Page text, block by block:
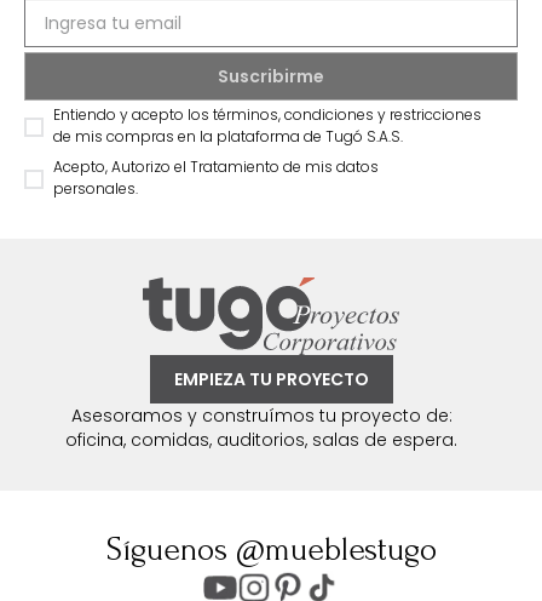
Entiendo y acepto los términos, condiciones y restricciones
de mis compras en la plataforma de Tugó S.A.S.
Acepto, Autorizo el Tratamiento de mis datos
personales.
EMPIEZA TU PROYECTO
Asesoramos y construímos tu proyecto de:
oficina, comidas, auditorios, salas de espera.
Síguenos @mueblestugo